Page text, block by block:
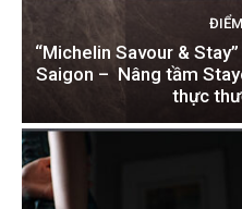
“Michelin Savour &
Saigon – Nâng tầm
thực